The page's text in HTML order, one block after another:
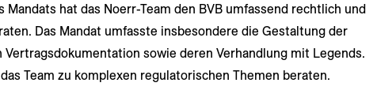
Mandats hat das Noerr-Team den BVB umfassend rechtlich und
Das Mandat umfasste insbesondere die Gestaltung der
Vertragsdokumentation sowie deren Verhandlung mit Legends.
Team zu komplexen regulatorischen Themen beraten.